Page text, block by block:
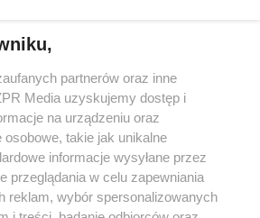
w serwisie nie może być powielany i
rozpowszechniany w jakikolwiek sposób (w
mechaniczny) na jakimkolwiek polu
formie, włącznie z umieszczaniem w
właściciela praw. Jakiekolwiek użycie lub
całości lub w części z naruszeniem prawa,
jest zabronione pod groźbą kary i może być
partnerów oraz inne
Media uzyskujemy dostęp i
na urządzeniu oraz
takie jak unikalne
informacje wysyłane przez
przeglądania w celu zapewniania
reklam, wybór spersonalizowanych